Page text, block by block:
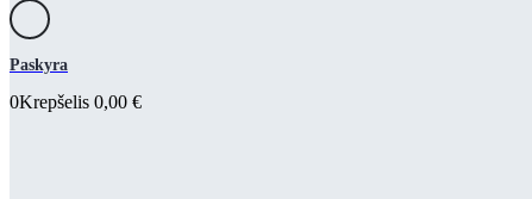
Paskyra
0Krepšelis 0,00 €